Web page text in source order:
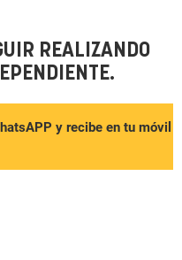
REALIZANDO
y recibe en tu móvil